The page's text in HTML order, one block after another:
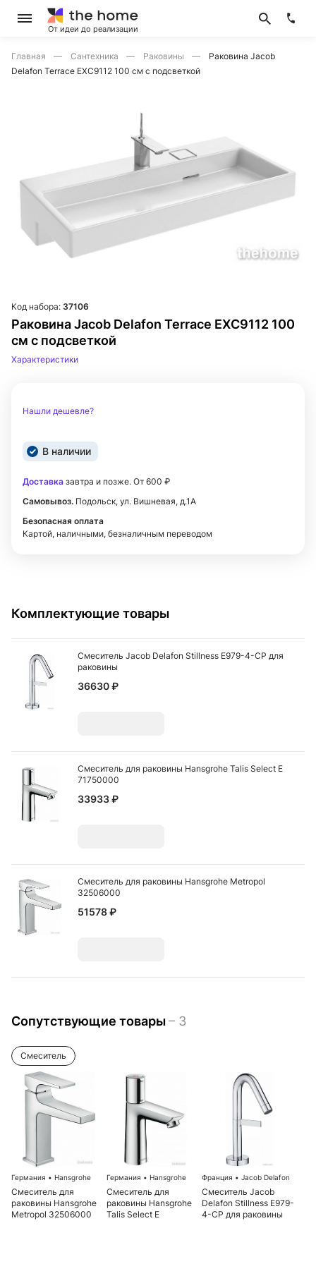
От идеи до реализации
Главная Сантехника Раковины
Раковина Jacob
Delafon Terrace EXC9112 100 см с подсветкой
Раковина Jacob Delafon Terrace EXC9112 100
см с подсветкой
Код набора: 37106
Характеристики
Нашли дешевле?
В наличии
Доставка завтра и позже. От 600 ₽
Самовывоз. Подольск, ул. Вишневая, д.1А
Безопасная оплата
Картой, наличными, безналичным переводом
Комплектующие товары
Смеситель Jacob Delafon Stillness E979-4-CP для
раковины
36630 ₽
Смеситель для раковины Hansgrohe Talis Select E
71750000
33933 ₽
Смеситель для раковины Hansgrohe Metropol
32506000
51578 ₽
Сопутствующие товары– 3
Смеситель
Германия • Hansgrohe
Смеситель для
раковины Hansgrohe
Metropol 32506000
Германия • Hansgrohe
Смеситель для
раковины Hansgrohe
Talis Select E
Франция • Jacob Delafon
Смеситель Jacob
Delafon Stillness E979-
4-CP для раковины